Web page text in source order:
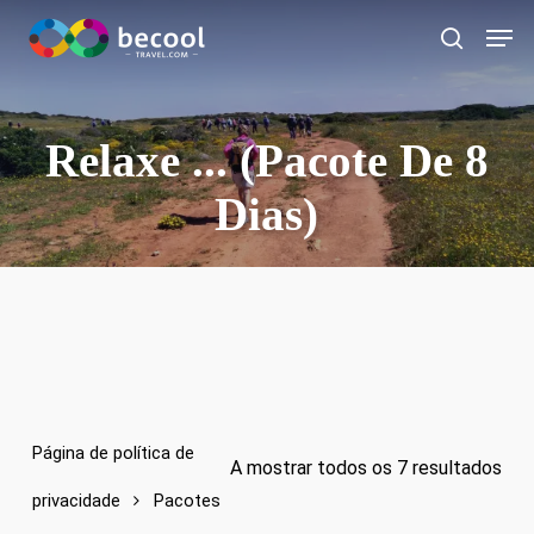
para
principal
procurar
Relaxe ... (pacote De 8
Dias)
A mostrar todos os 7 resultados
Página de política de
privacidade Pacotes